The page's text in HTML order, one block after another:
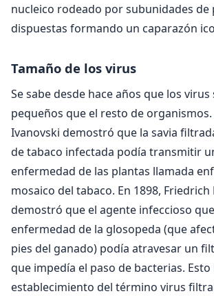
nucleico rodeado por subunidades de
dispuestas formando un caparazón
Tamaño de los virus
Se sabe desde hace años que los virus
pequeños que el resto de organismos.
Ivanovski demostró que la savia
de tabaco infectada podía transmitir
enfermedad de las plantas llamada
mosaico del tabaco. En 1898,
demostró que el agente infeccioso
enfermedad de la glosopeda (que
pies del ganado) podía atravesar un
que impedía el paso de bacterias. Esto
establecimiento del término virus